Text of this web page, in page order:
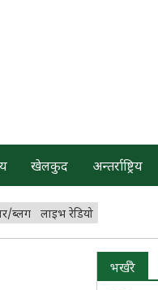
खेलकुद अन्तर्राष्ट्रिय
ब्लग लाइभ रेडियो
भर्खरै